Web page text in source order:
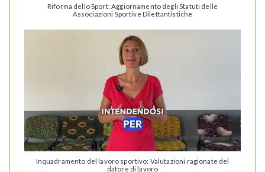
Riforma dello Sport: Aggiornamento degli Statuti delle
Associazioni Sportive Dilettantistiche
Inquadramento del lavoro sportivo: Valutazioni ragionate del
datore di lavoro